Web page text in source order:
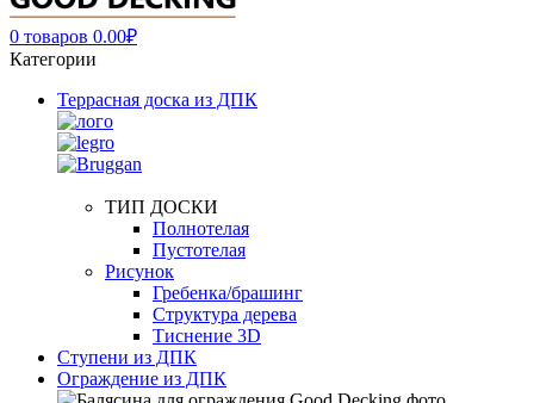
0 товаров 0.00₽
Категории
Террасная доска из ДПК
ТИП ДОСКИ
Полнотелая
Пустотелая
Рисунок
Гребенка/брашинг
Структура дерева
Тиснение 3D
Ступени из ДПК
Ограждение из ДПК